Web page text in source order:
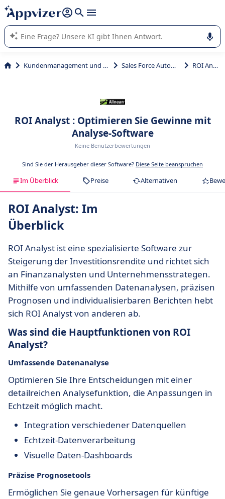
beantworten (mehrere Zeilen mit
Die KI von Appvizer führt Sie bei der Nutzung oder Auswahl
von SaaS-Software in Unternehmen.
Kundenmanagement und Vertrieb Sales Force Automation ROI Analyst
ROI Analyst : Optimieren Sie Gewinne mit
Analyse-Software
Keine Benutzerbewertungen
Sind Sie der Herausgeber dieser Software? Diese Seite beanspruchen
Im Überblick Preise Alternativen
ROI Analyst: Im
Überblick
ROI Analyst ist eine spezialisierte Software zur
Steigerung der Investitionsrendite und richtet sich
an Finanzanalysten und Unternehmensstrategen.
Mithilfe von umfassenden Datenanalysen, präzisen
Prognosen und individualisierbaren Berichten hebt
sich ROI Analyst von anderen ab.
Was sind die Hauptfunktionen von ROI
Analyst?
Umfassende Datenanalyse
Optimieren Sie Ihre Entscheidungen mit einer
detailreichen Analysefunktion, die Anpassungen in
Echtzeit möglich macht.
Integration verschiedener Datenquellen
Echtzeit-Datenverarbeitung
Visuelle Daten-Dashboards
Präzise Prognosetools
Ermöglichen Sie genaue Vorhersagen für künftige